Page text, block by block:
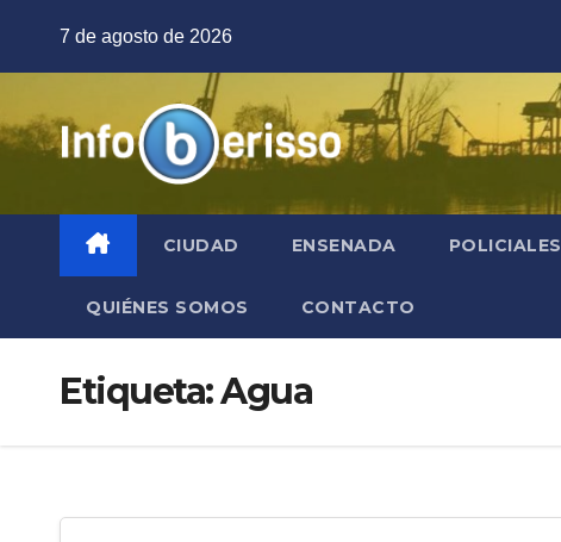
7 de agosto de 2026
CIUDAD ENSENADA POLICIALES
QUIÉNES SOMOS CONTACTO
Etiqueta:Agua